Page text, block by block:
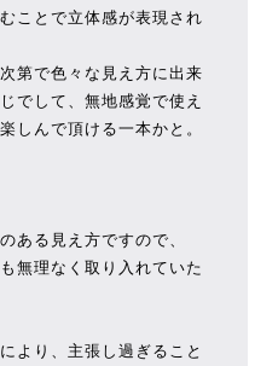
ことで立体感が表現され
第で色々な見え方に出来
でして、無地感覚で使え
しんで頂ける一本かと。
ある見え方ですので、
無理なく取り入れていた
より、主張し過ぎること